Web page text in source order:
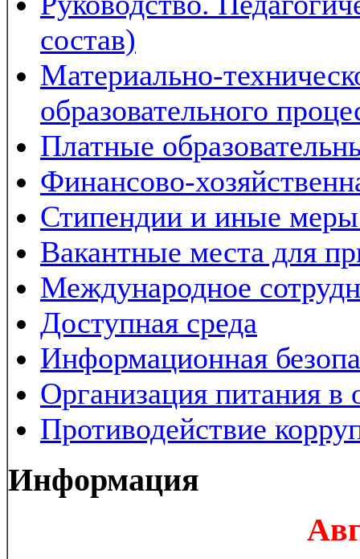
состав)
Материально-
образовательного
Платные
Финансово-
Стипендии и иные
Вакантные места для
Международное
Доступная среда
Информационная
Организация питания в
Противодействие
Информация